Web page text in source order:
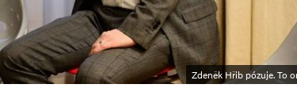
Zdeněk Hřib pózuje. To